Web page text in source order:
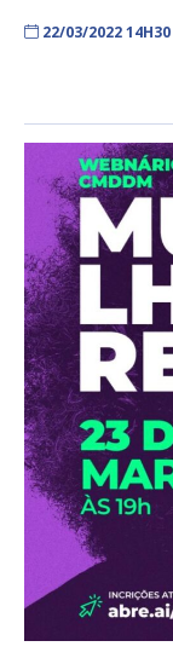
22/03/2022 14H30